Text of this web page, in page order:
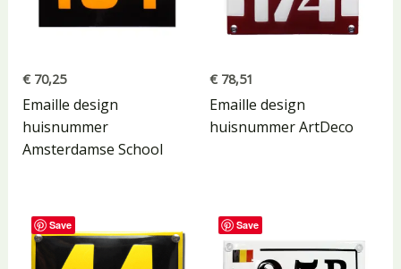
€70,25
Emaille design
huisnummer
Amsterdamse School
€ 78,51
Emaille design
huisnummer ArtDeco
Save Save